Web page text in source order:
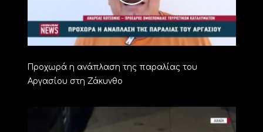
Προχωρά η ανάπλαση της παραλίας του
Αργασίου στη Ζάκυνθο